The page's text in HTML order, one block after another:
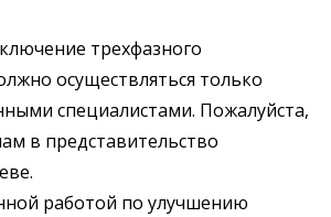
трехфазного
осуществляться только
специалистами. Пожалуйста,
в представительство
работой по улучшению